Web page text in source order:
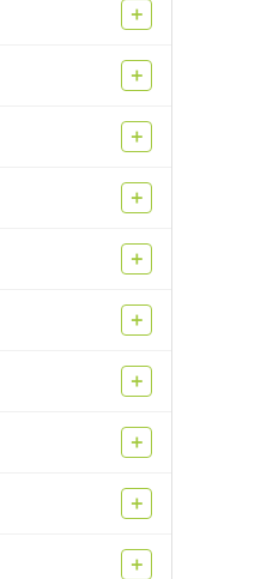
＋
＋
＋
＋
＋
＋
＋
＋
＋
＋